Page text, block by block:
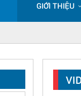
GIỚI THIỆU